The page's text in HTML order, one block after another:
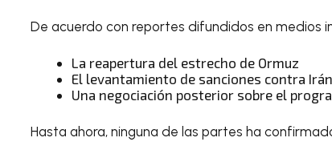
De acuerdo con reportes difundidos en medios
La reapertura del estrecho de Ormuz
El levantamiento de sanciones contra Irán
Una negociación posterior sobre el
Hasta ahora, ninguna de las partes ha